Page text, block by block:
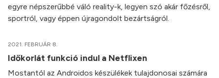
egyre népszerűbbé váló reality-k, legyen szó akár főzésről,
sportról, vagy éppen újragondolt bezártságról.
2021. FEBRUÁR 8.
Időkorlát funkció indul a Netflixen
Mostantól az Androidos készülékek tulajdonosai számára